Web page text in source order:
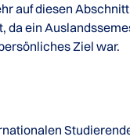
auf diesen
da ein
Ziel war.